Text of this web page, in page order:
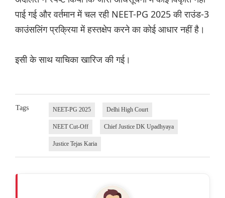
पाई गई और वर्तमान में चल रही NEET-PG 2025 की राउंड-3
काउंसलिंग प्रक्रिया में हस्तक्षेप करने का कोई आधार नहीं है।
इसी के साथ याचिका खारिज की गई।
Tags NEET-PG 2025 Delhi High Court
NEET Cut-Off Chief Justice DK Upadhyaya
Justice Tejas Karia